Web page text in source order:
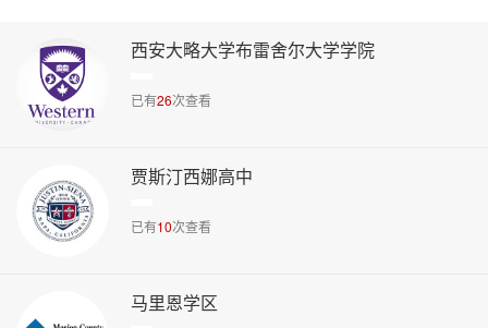
西安大略大学布雷舍尔大学学院
已有26次查看
贾斯汀西娜高中
已有10次查看
马里恩学区